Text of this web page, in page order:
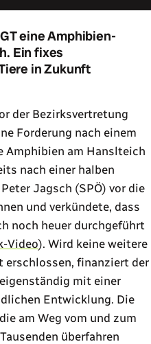
eine Amphibien-
Ein fixes
in Zukunft
der Bezirksvertretung
Forderung nach einem
Amphibien am Hanslteich
nach einer halben
Jagsch (SPÖ) vor die
und verkündete, dass
noch heuer durchgeführt
Video). Wird keine weitere
finanziert der
mit einer
Entwicklung. Die
am Weg vom und zum
überfahren